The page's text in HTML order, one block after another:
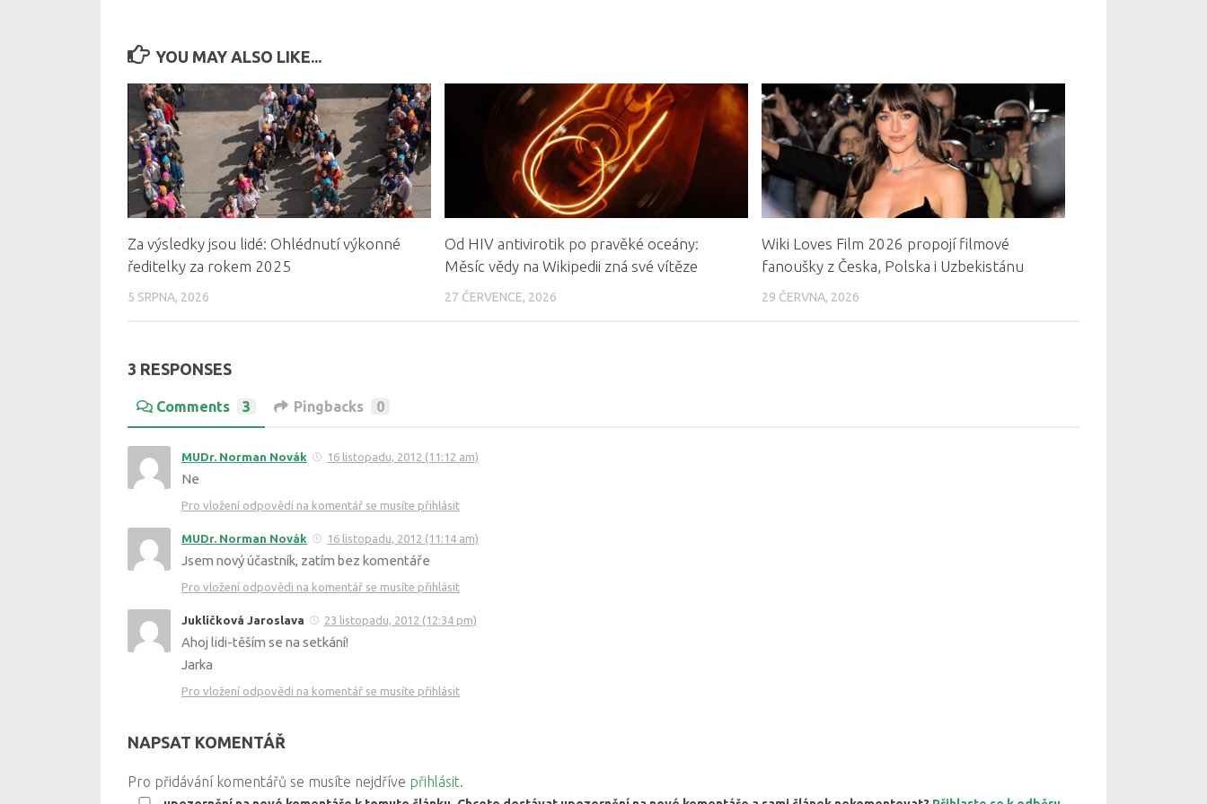
YOU MAY ALSO LIKE...
Za výsledky jsou lidé: Ohlédnutí výkonné
ředitelky za rokem 2025
5 SRPNA, 2026
Od HIV antivirotik po pravěké oceány:
Měsíc vědy na Wikipedii zná své vítěze
27 ČERVENCE, 2026
Wiki Loves Film 2026 propojí filmové
fanoušky z Česka, Polska i Uzbekistánu
29 ČERVNA, 2026
3 RESPONSES
Comments 3 Pingbacks 0
MUDr. Norman Novák 16 listopadu, 2012 (11:12 am)
Ne
Pro vložení odpovědi na komentář se musíte přihlásit
MUDr. Norman Novák 16 listopadu, 2012 (11:14 am)
Jsem nový účastník, zatím bez komentáře
Pro vložení odpovědi na komentář se musíte přihlásit
Juklíčková Jaroslava 23 listopadu, 2012 (12:34 pm)
Ahoj lidi-těším se na setkání!
Jarka
Pro vložení odpovědi na komentář se musíte přihlásit
NAPSAT KOMENTÁŘ
Pro přidávání komentářů se musíte nejdříve přihlásit.